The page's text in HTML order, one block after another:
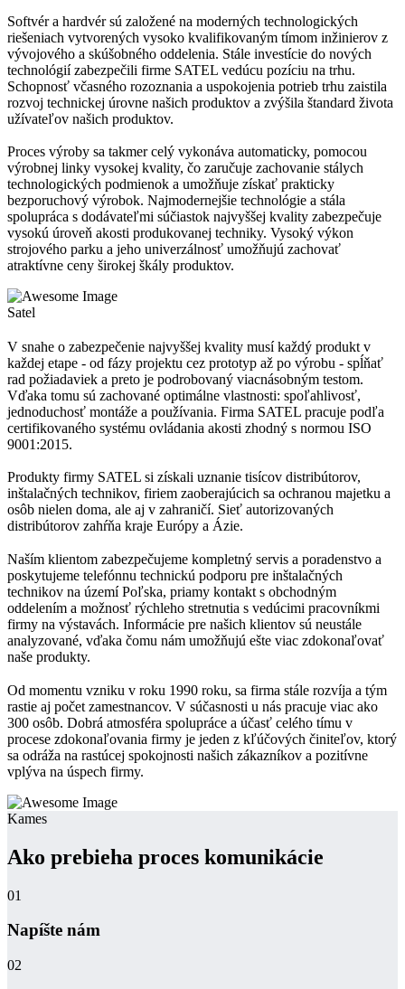
Softvér a hardvér sú založené na moderných technologických
riešeniach vytvorených vysoko kvalifikovaným tímom inžinierov z
vývojového a skúšobného oddelenia. Stále investície do nových
technológií zabezpečili firme SATEL vedúcu pozíciu na trhu.
Schopnosť včasného rozoznania a uspokojenia potrieb trhu zaistila
rozvoj technickej úrovne našich produktov a zvýšila štandard života
užívateľov našich produktov.
Proces výroby sa takmer celý vykonáva automaticky, pomocou
výrobnej linky vysokej kvality, čo zaručuje zachovanie stálych
technologických podmienok a umožňuje získať prakticky
bezporuchový výrobok. Najmodernejšie technológie a stála
spolupráca s dodávateľmi súčiastok najvyššej kvality zabezpečuje
vysokú úroveň akosti produkovanej techniky. Vysoký výkon
strojového parku a jeho univerzálnosť umožňujú zachovať
atraktívne ceny širokej škály produktov.
Satel
V snahe o zabezpečenie najvyššej kvality musí každý produkt v
každej etape - od fázy projektu cez prototyp až po výrobu - spĺňať
rad požiadaviek a preto je podrobovaný viacnásobným testom.
Vďaka tomu sú zachované optimálne vlastnosti: spoľahlivosť,
jednoduchosť montáže a používania. Firma SATEL pracuje podľa
certifikovaného systému ovládania akosti zhodný s normou ISO
9001:2015.
Produkty firmy SATEL si získali uznanie tisícov distribútorov,
inštalačných technikov, firiem zaoberajúcich sa ochranou majetku a
osôb nielen doma, ale aj v zahraničí. Sieť autorizovaných
distribútorov zahŕňa kraje Európy a Ázie.
Naším klientom zabezpečujeme kompletný servis a poradenstvo a
poskytujeme telefónnu technickú podporu pre inštalačných
technikov na území Poľska, priamy kontakt s obchodným
oddelením a možnosť rýchleho stretnutia s vedúcimi pracovníkmi
firmy na výstavách. Informácie pre našich klientov sú neustále
analyzované, vďaka čomu nám umožňujú ešte viac zdokonaľovať
naše produkty.
Od momentu vzniku v roku 1990 roku, sa firma stále rozvíja a tým
rastie aj počet zamestnancov. V súčasnosti u nás pracuje viac ako
300 osôb. Dobrá atmosféra spolupráce a účasť celého tímu v
procese zdokonaľovania firmy je jeden z kľúčových činiteľov, ktorý
sa odráža na rastúcej spokojnosti našich zákazníkov a pozitívne
vplýva na úspech firmy.
Kames
Ako prebieha proces komunikácie
01
Napíšte nám
02